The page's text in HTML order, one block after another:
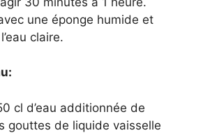
une éponge humide et
claire.
cl d’eau additionnée de
gouttes de liquide vaisselle